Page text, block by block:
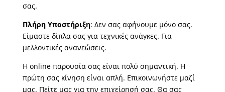
σας.
Πλήρη Υποστήριξη: Δεν σας αφήνουμε μόνο σας.
Είμαστε δίπλα σας για τεχνικές ανάγκες. Για
μελλοντικές ανανεώσεις.
Η online παρουσία σας είναι πολύ σημαντική. Η
πρώτη σας κίνηση είναι απλή. Επικοινωνήστε μαζί
μας. Πείτε μας για την επιχείρησή σας. Θα σας